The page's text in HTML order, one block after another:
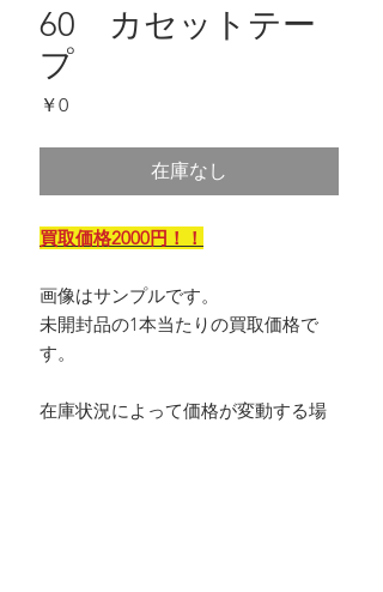
60 カセットテー
プ
￥0価
在庫なし
買取価格2000円！！
画像はサンプルです。
未開封品の1本当たりの買取価格で
す。
在庫状況によって価格が変動する場